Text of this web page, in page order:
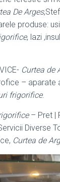
De Arges
produse:
, lazi
Curtea de
– aparate
frigorifice.
– Pret |
Diverse
Curtea de